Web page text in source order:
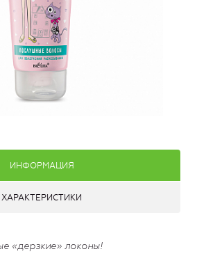
ИНФОРМАЦИЯ
ХАРАКТЕРИСТИКИ
«дерзкие» локоны!